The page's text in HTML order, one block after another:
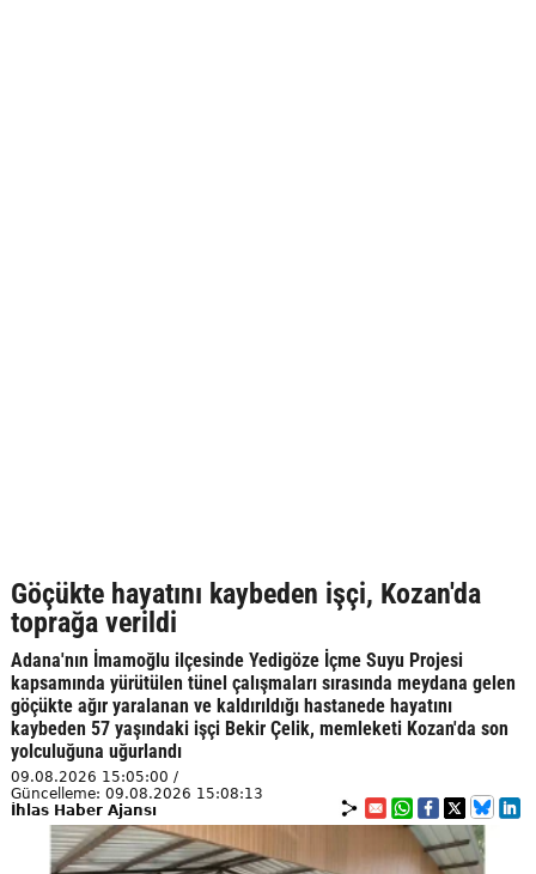
Göçükte hayatını kaybeden işçi, Kozan'da
toprağa verildi
Adana'nın İmamoğlu ilçesinde Yedigöze İçme Suyu Projesi
kapsamında yürütülen tünel çalışmaları sırasında meydana gelen
göçükte ağır yaralanan ve kaldırıldığı hastanede hayatını
kaybeden 57 yaşındaki işçi Bekir Çelik, memleketi Kozan'da son
yolculuğuna uğurlandı
09.08.2026 15:05:00 /
Güncelleme: 09.08.2026 15:08:13
İhlas Haber Ajansı